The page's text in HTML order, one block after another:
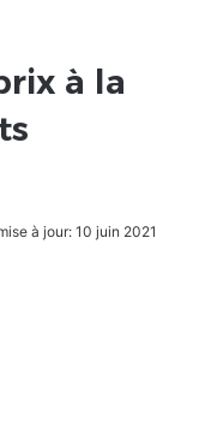
à la
à jour: 10 juin 2021